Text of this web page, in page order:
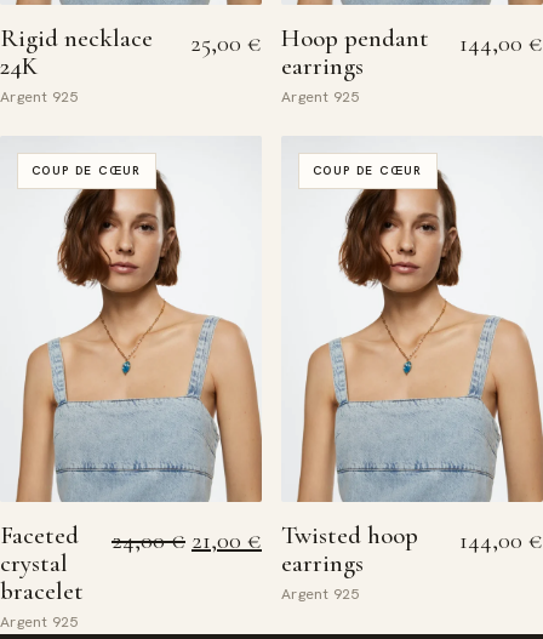
Rigid necklace
24K
Argent 925
25,00 €
Hoop pendant
earrings
Argent 925
144,00 €
COUP DE CŒUR
Faceted
crystal
bracelet
Argent 925
24,00€ Le prix initial était : 24,00 €.
21,00 € Le prix actuel est : 21,00 €.
COUP DE CŒUR
Twisted hoop
earrings
Argent 925
144,00 €